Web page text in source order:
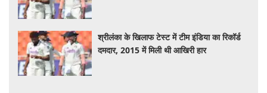
श्रीलंका के खिलाफ टेस्ट में टीम इंडिया का रिकॉर्ड
दमदार, 2015 में मिली थी आखिरी हार